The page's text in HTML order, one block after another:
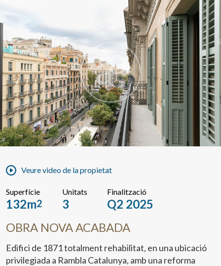
Veure video de la propietat
Superfície
132m2
Unitats
3
Finalització
Q2 2025
OBRA NOVA ACABADA
Edifici de 1871 totalment rehabilitat, en una ubicació
privilegiada a Rambla Catalunya, amb una reforma